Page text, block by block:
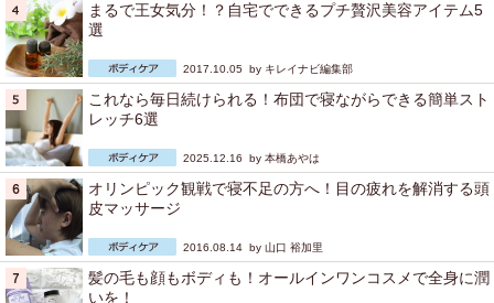
まるで王女気分！？自宅でできるプチ贅沢美容アイテム5
選
2017.10.05 by キレイナビ編集部
これなら毎日続けられる！布団で寝ながらできる簡単スト
レッチ6選
2025.12.16 by 本橋あやは
オリンピック観戦で寝不足の方へ！目の疲れを解消する頭
皮マッサージ
2016.08.14 by 山口 裕加里
髪の毛も顔もボディも！オールインワンコスメで全身に潤
いを！